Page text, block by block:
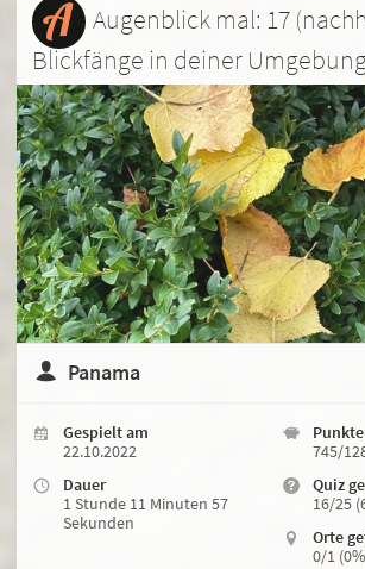
Augenblick mal: 17
Blickfänge in deiner
Panama
Gespielt am
22.10.2022
Dauer
1 Stunde 11 Minuten 57
Sekunden
745/
Quiz
16/25
Orte
0/1